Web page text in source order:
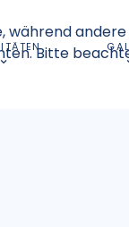
Bitte